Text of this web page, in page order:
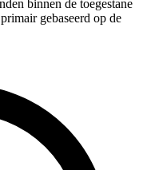
binnen de toegestane
gebaseerd op de